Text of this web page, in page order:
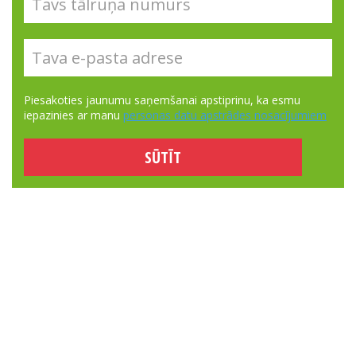
Piesakoties jaunumu saņemšanai apstiprinu, ka esmu
iepazinies ar manu personas datu apstrādes nosacījumiem